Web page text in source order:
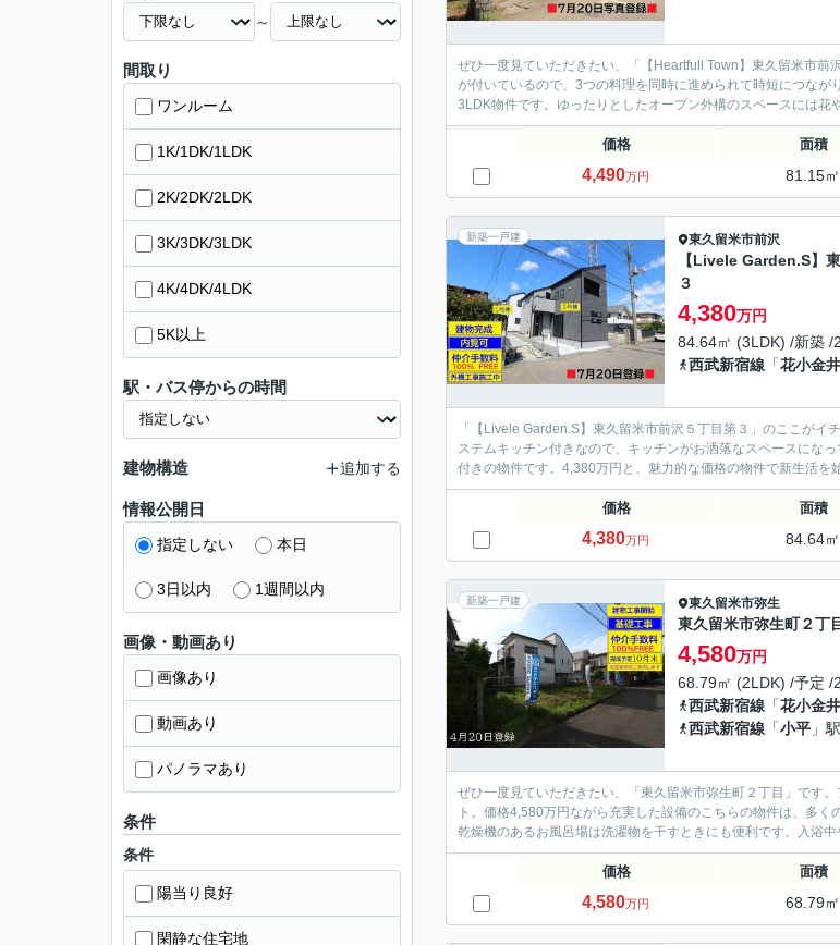
ぜひ一度見ていただきたい、「【Heartfull Town】東久留米市
が付いているので、3つの料理を同時に進められて時短につな
3LDK物件です。ゆったりとしたオープン外構のスペースには花
価格 面積
4,490万円 81.15㎡
新築一戸建 東久留米市前沢
【Livele Garden.S】
３
4,380万円
84.64㎡ (3LDK) /新築 /
西武新宿線 「花小金井
「【Livele Garden.S】東久留米市前沢５丁目第３」のここが
ステムキッチン付きなので、キッチンがお洒落なスペースにな
付きの物件です。4,380万円と、魅力的な価格の物件で新生活を
価格 面積
4,380万円 84.64㎡
新築一戸建 東久留米市弥生
東久留米市弥生町２丁
4,580万円
68.79㎡ (2LDK) /予定 /
西武新宿線 「花小金井
西武新宿線 「小平 」
ぜひ一度見ていただきたい、「東久留米市弥生町２丁目」です
ト。価格4,580万円ながら充実した設備のこちらの物件は、多
乾燥機のあるお風呂場は洗濯物を干すときにも便利です。入浴
価格 面積
4,580万円 68.79㎡
～
間取り
ワンルーム
1K/1DK/1LDK
2K/2DK/2LDK
3K/3DK/3LDK
4K/4DK/4LDK
5K以上
駅・バス停からの時間
建物構造 追加する
情報公開日
指定しない 本日
3日以内 1週間以内
画像・動画あり
画像あり
動画あり
パノラマあり
条件
条件
陽当り良好
閑静な住宅地